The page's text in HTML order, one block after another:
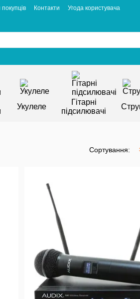
Контакти
Угода користувача
Укулеле
Гітарні
підсилювачі
Сортування: